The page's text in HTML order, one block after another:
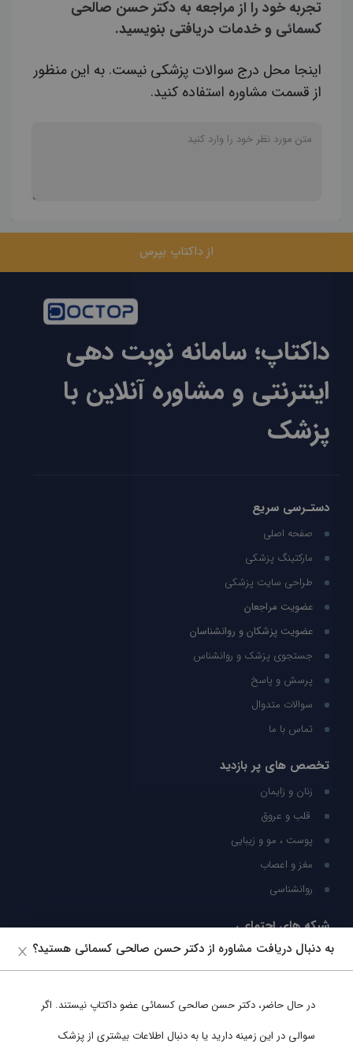
تجربه خود را از مراجعه به دکتر حسن صالحی
کسمائی و خدمات دریافتی بنویسید.
اینجا محل درج سوالات پزشکی نیست. به این منظور
از قسمت مشاوره استفاده کنید.
از داکتاپ بپرس
داکتاپ؛ سامانه نوبت دهی
اینترنتی و مشاوره آنلاین با
پزشک
دستـرسی سریع
صفحه اصلی
مارکتینگ پزشکی
طراحی سایت پزشکی
عضویت مراجعان
عضویت پزشکان و روانشناسان
جستجوی پزشک و روانشناس
پرسش و پاسخ
سوالات متدوال
تماس با ما
تخصص های پر بازدید
زنان و زایمان
قلب و عروق
پوست ، مو و زیبایی
مغز و اعصاب
روانشناسی
شبکه های اجتماعی
ما را در شبکه های اجتماعی دنبال کنید
به دنبال دریافت مشاوره از دکتر حسن صالحی کسمائی هستید؟
در حال حاضر، دکتر حسن صالحی کسمائی عضو داکتاپ نیستند. اگر
سوالی در این زمینه دارید یا به دنبال اطلاعات بیشتری از پزشک